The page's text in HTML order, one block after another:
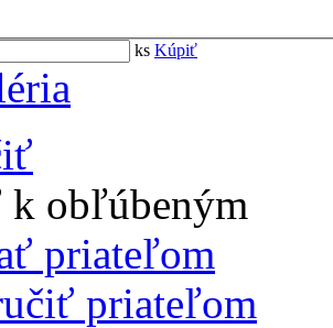
ks Kúpiť
k obľúbeným
priateľom
priateľom